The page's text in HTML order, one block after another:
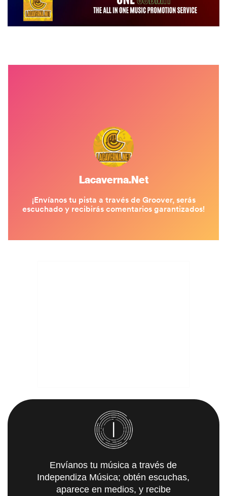
Envíanos tu música a través de
Independiza Música; obtén escuchas,
aparece en medios, y recibe